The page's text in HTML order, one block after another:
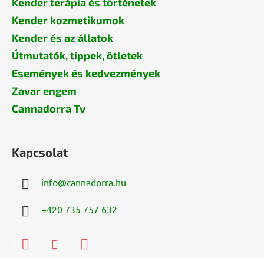
Kender kozmetikumok
Kender és az állatok
Útmutatók, tippek, ötletek
Események és kedvezmények
Zavar engem
Cannadorra Tv
Kapcsolat
info@cannadorra.hu
+420 735 757 632